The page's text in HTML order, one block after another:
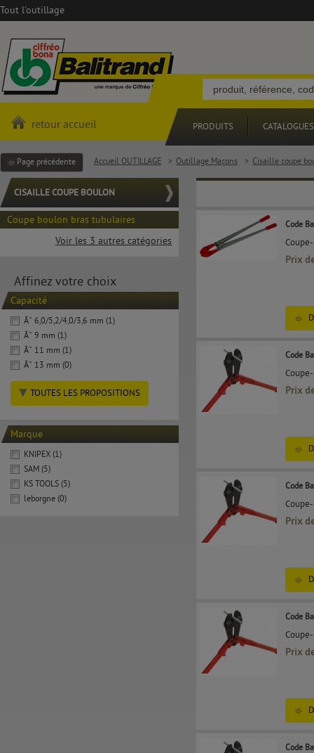
Tout l'outillage
retour accueil PRODUITS CATALOGUES
Page précédente Accueil OUTILLAGE > Outillage Maçons > Cisaille coupe
CISAILLE COUPE BOULON
Coupe boulon bras tubulaires
Voir les 3 autres catégories
Affinez votre choix
Capacité
Ã˜ 6,0/5,2/4,0/3,6 mm (1)
Ã˜ 9 mm (1)
Ã˜ 11 mm (1)
Ã˜ 13 mm (0)
TOUTES LES PROPOSITIONS
Marque
KNIPEX (1)
SAM (5)
KS TOOLS (5)
leborgne (0)
Code
Prix
Code
Prix
Code
Prix
Code
Prix
Code